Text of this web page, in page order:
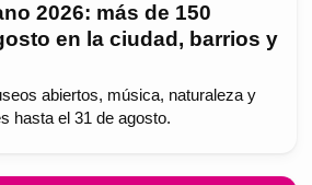
2026: más de 150
en la ciudad, barrios y
abiertos, música, naturaleza y
hasta el 31 de agosto.